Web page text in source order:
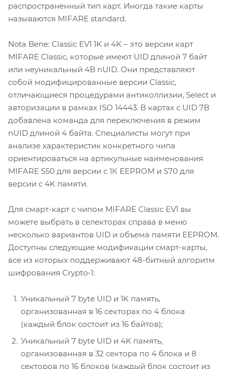
распространенный тип карт. Иногда такие карты
называются MIFARE standard.
Nota Bene: Classic EV1 1K и 4K – это версии карт
MIFARE Classic, которые имеют UID длиной 7 байт
или неуникальный 4B nUID. Они представляют
собой модифицированные версии Classic,
отличающиеся процедурами антиколлизии, Select и
авторизации в рамках ISO 14443. В картах с UID 7B
добавлена команда для переключения в режим
nUID длиной 4 байта. Специалисты могут при
анализе характеристик конкретного чипа
ориентироваться на артикульные наименования
MIFARE S50 для версии с 1К EEPROM и S70 для
версии с 4K памяти.
Для смарт-карт с чипом MIFARE Classic EV1 вы
можете выбрать в селекторах справа в меню
несколько вариантов UID и объема памяти EEPROM.
Доступны следующие модификации смарт-карты,
все из которых поддерживают 48-битный алгоритм
шифрования Crypto-1:
Уникальный 7 byte UID и 1K память,
организованная в 16 секторах по 4 блока
(каждый блок состоит из 16 байтов);
Уникальный 7 byte UID и 4K память,
организованная в 32 сектора по 4 блока и 8
секторов по 16 блоков (каждый блок состоит из